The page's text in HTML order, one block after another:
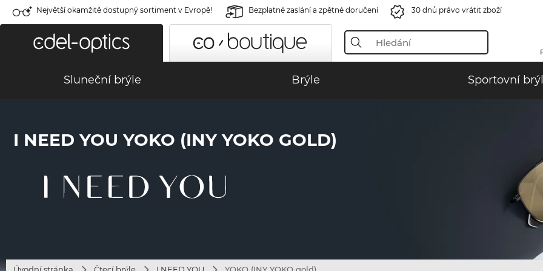
Největší okamžitě dostupný sortiment v Evropě! Bezplatné zaslání a zpětné doručení 30 dnů právo vrátit zboží
Sluneční brýle Brýle Sportovní
I NEED YOU YOKO (INY YOKO GOLD)